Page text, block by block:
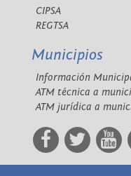
CIPSA
REGTSA
Municipios
Información
ATM técnica a
ATM jurídica a